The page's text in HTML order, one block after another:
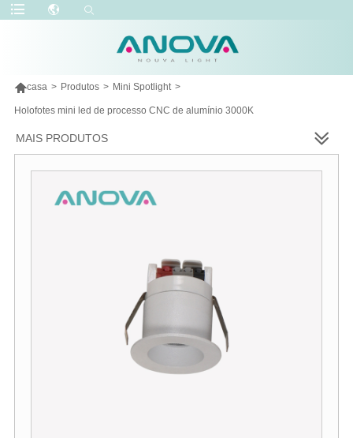
casa > Produtos > Mini Spotlight >
Holofotes mini led de processo CNC de alumínio 3000K
MAIS PRODUTOS